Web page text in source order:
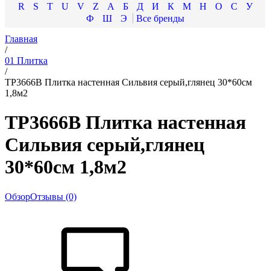
R
S T U V Z А Б Д И К М Н О С
У
Ф
Ш
Э
Главная
/
01 Плитка
/
TP3666B Плитка настенная Сильвия серый,глянец 30*60см
1,8м2
TP3666B Плитка настенная
Сильвия серый,глянец
30*60см 1,8м2
ОбзорОтзывы (0)